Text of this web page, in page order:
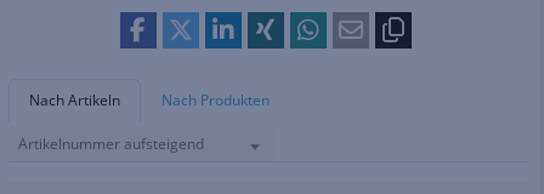
Nach Artikeln Nach Produkten
Artikelnummer aufsteigend